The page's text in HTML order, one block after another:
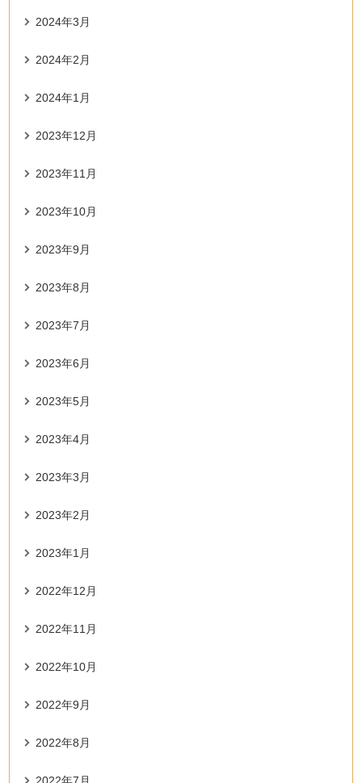
2024年3月
2024年2月
2024年1月
2023年12月
2023年11月
2023年10月
2023年9月
2023年8月
2023年7月
2023年6月
2023年5月
2023年4月
2023年3月
2023年2月
2023年1月
2022年12月
2022年11月
2022年10月
2022年9月
2022年8月